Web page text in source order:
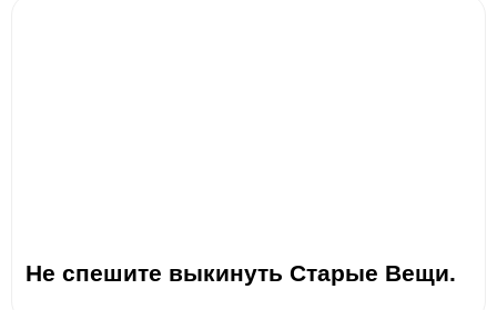
Не спешите выкинуть Старые Вещи.